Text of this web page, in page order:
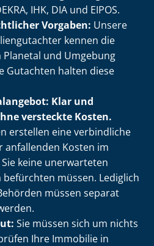
IHK, DIA und EIPOS.
Vorgaben: Unsere
kennen die
Planetal und Umgebung
Gutachten halten diese
Klar und
versteckte Kosten.
erstellen eine verbindliche
anfallenden Kosten im
keine unerwarteten
befürchten müssen. Lediglich
müssen separat
Sie müssen sich um nichts
Ihre Immobilie in